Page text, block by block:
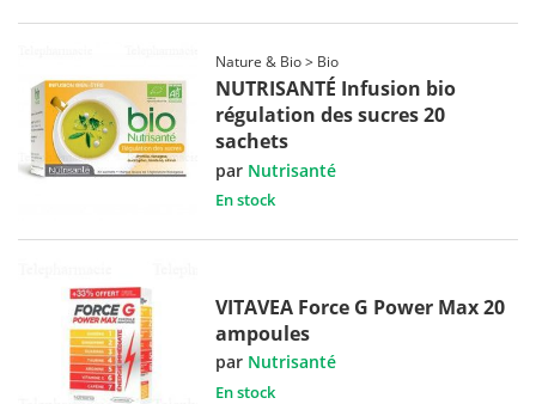
Nature & Bio > Bio
NUTRISANTÉ Infusion bio
régulation des sucres 20
sachets
par Nutrisanté
En stock
VITAVEA Force G Power Max 20
ampoules
par Nutrisanté
En stock